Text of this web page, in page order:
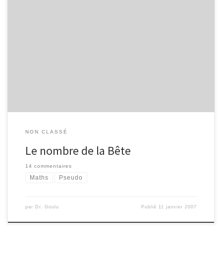
NON CLASSÉ
Le nombre de la Bête
14 commentaires
Maths Pseudo
par Dr. Goulu Publié 11 janvier 2007